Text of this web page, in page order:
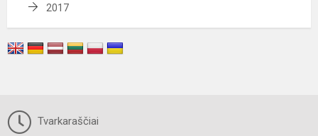
2017
Tvarkaraščiai